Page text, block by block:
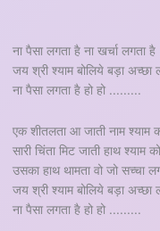
ना पैसा लगता है ना खर्चा लगता है
जय श्री श्याम बोलिये बड़ा अच्छा
ना पैसा लगता है हो हो .........
एक शीतलता आ जाती नाम श्याम
सारी चिंता मिट जाती हाथ श्याम
उसका हाथ थामता वो जो सच्चा
जय श्री श्याम बोलिये बड़ा अच्छा
ना पैसा लगता है हो हो .........